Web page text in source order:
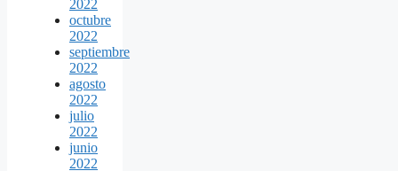
2022
octubre
2022
septiembre
2022
agosto
2022
julio
2022
junio
2022